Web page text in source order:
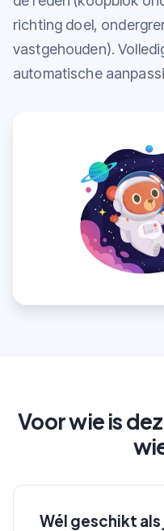
richting doel,
vastgehouden).
automatische
Voor wie is
Wél geschikt als